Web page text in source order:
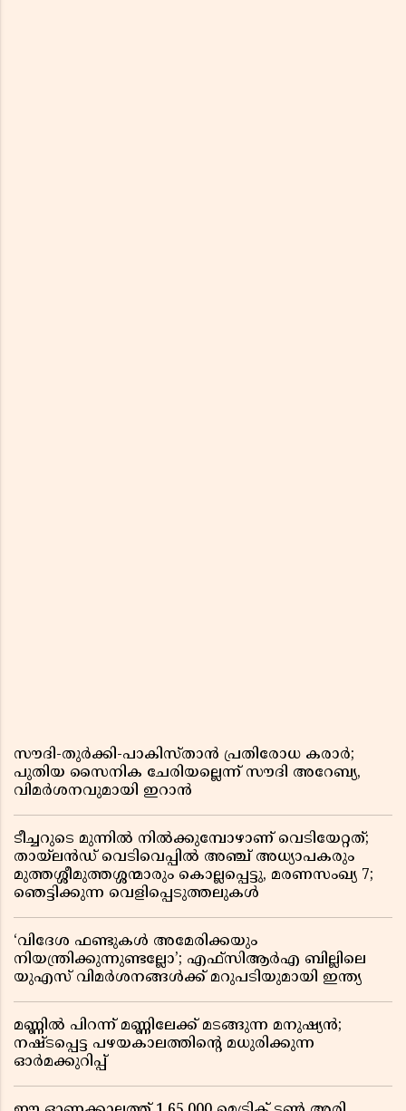
സൗദി-തുർക്കി-പാകിസ്താൻ പ്രതിരോധ കരാർ;
പുതിയ സൈനിക ചേരിയല്ലെന്ന് സൗദി അറേബ്യ,
വിമർശനവുമായി ഇറാൻ
ടീച്ചറുടെ മുന്നിൽ നിൽക്കുമ്പോഴാണ് വെടിയേറ്റത്;
തായ്‌ലൻഡ് വെടിവെപ്പിൽ അഞ്ച് അധ്യാപകരും
മുത്തശ്ശീമുത്തശ്ശന്മാരും കൊല്ലപ്പെട്ടു, മരണസംഖ്യ 7;
ഞെട്ടിക്കുന്ന വെളിപ്പെടുത്തലുകൾ
‘വിദേശ ഫണ്ടുകൾ അമേരിക്കയും
നിയന്ത്രിക്കുന്നുണ്ടല്ലോ’; എഫ്സിആർഎ ബില്ലിലെ
യുഎസ് വിമർശനങ്ങൾക്ക് മറുപടിയുമായി ഇന്ത്യ
മണ്ണിൽ പിറന്ന് മണ്ണിലേക്ക് മടങ്ങുന്ന മനുഷ്യൻ;
നഷ്ടപ്പെട്ട പഴയകാലത്തിൻ്റെ മധുരിക്കുന്ന
ഓർമക്കുറിപ്പ്